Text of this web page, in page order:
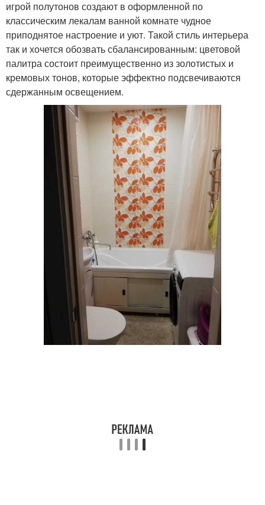
игрой полутонов создают в оформленной по
классическим лекалам ванной комнате чудное
приподнятое настроение и уют. Такой стиль интерьера
так и хочется обозвать сбалансированным: цветовой
палитра состоит преимущественно из золотистых и
кремовых тонов, которые эффектно подсвечиваются
сдержанным освещением.